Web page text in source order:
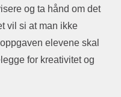
og ta hånd om det
vil si at man ikke
elevene skal
for kreativitet og